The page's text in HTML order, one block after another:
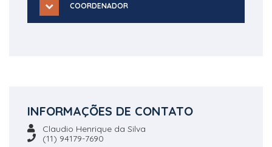
COORDENADOR
INFORMAÇÕES DE CONTATO
Claudio Henrique da Silva
(11) 94179-7690